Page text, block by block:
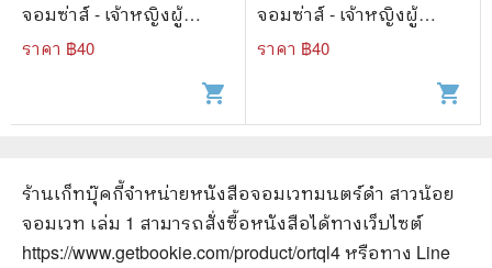
จอมซ่าส์ - เจ้าหญิงผู้
เลอโฉม
ราคา ฿40
shopping_cart
จอมซ่าส์ - เจ้าหญิงผู้
เลอโฉม
ราคา ฿40
shopping_cart
ร้านเก็ทบุ๊คกี้จำหน่ายหนังสือจอมเวทมนตร์ดำ สาวน้อย
จอมเวท เล่ม 1 สามารถสั่งซื้อหนังสือได้ทางเว็บไซต์
https://www.getbookie.com/product/ortql4หรือทาง Line